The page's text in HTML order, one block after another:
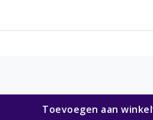
Toevoegen aan